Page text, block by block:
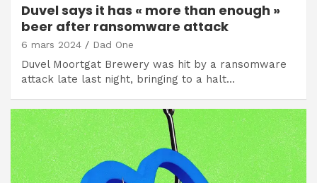
Duvel says it has « more than enough »
beer after ransomware attack
6 mars 2024 Dad One
Duvel Moortgat Brewery was hit by a ransomware
attack late last night, bringing to a halt…